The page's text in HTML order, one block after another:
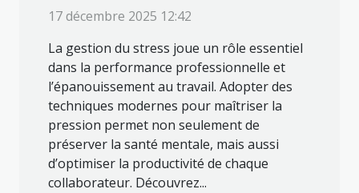
17 décembre 2025 12:42
La gestion du stress joue un rôle essentiel
dans la performance professionnelle et
l’épanouissement au travail. Adopter des
techniques modernes pour maîtriser la
pression permet non seulement de
préserver la santé mentale, mais aussi
d’optimiser la productivité de chaque
collaborateur. Découvrez...